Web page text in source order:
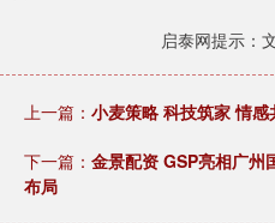
启泰网提示：
上一篇： 小麦策略 科技筑家 情感
下一篇： 金景配资 GSP亮相广州
布局